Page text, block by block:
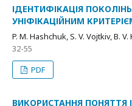
ІДЕНТИФІКАЦІЯ
УНІФІКАЦІЙНИМ
P. M. Hashchuk, S. V. Vojtkiv, B. V.
32-55
PDF
ВИКОРИСТАННЯ ПОНЯТТЯ